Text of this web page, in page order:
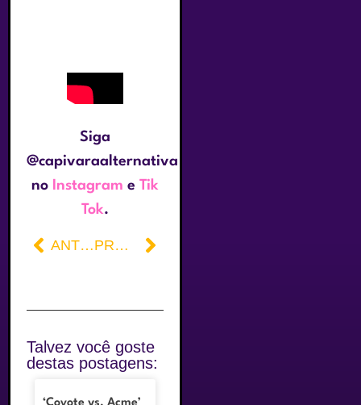
Siga
@capivaraalternativa
no Instagram e Tik
Tok.
ANTERIOR PRÓXIMO
Talvez você goste
destas postagens: